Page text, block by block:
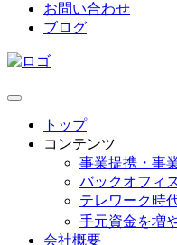
お問い合わせ
ブログ
トップ
コンテンツ
事業提携・事
バックオフィ
テレワーク時
手元資金を増
会社概要